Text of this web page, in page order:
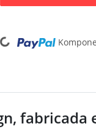
Loading...
fabricada